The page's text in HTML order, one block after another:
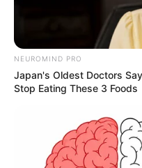
NEUROMIND PRO
Japan's Oldest Doctors
Stop Eating These 3 Foods